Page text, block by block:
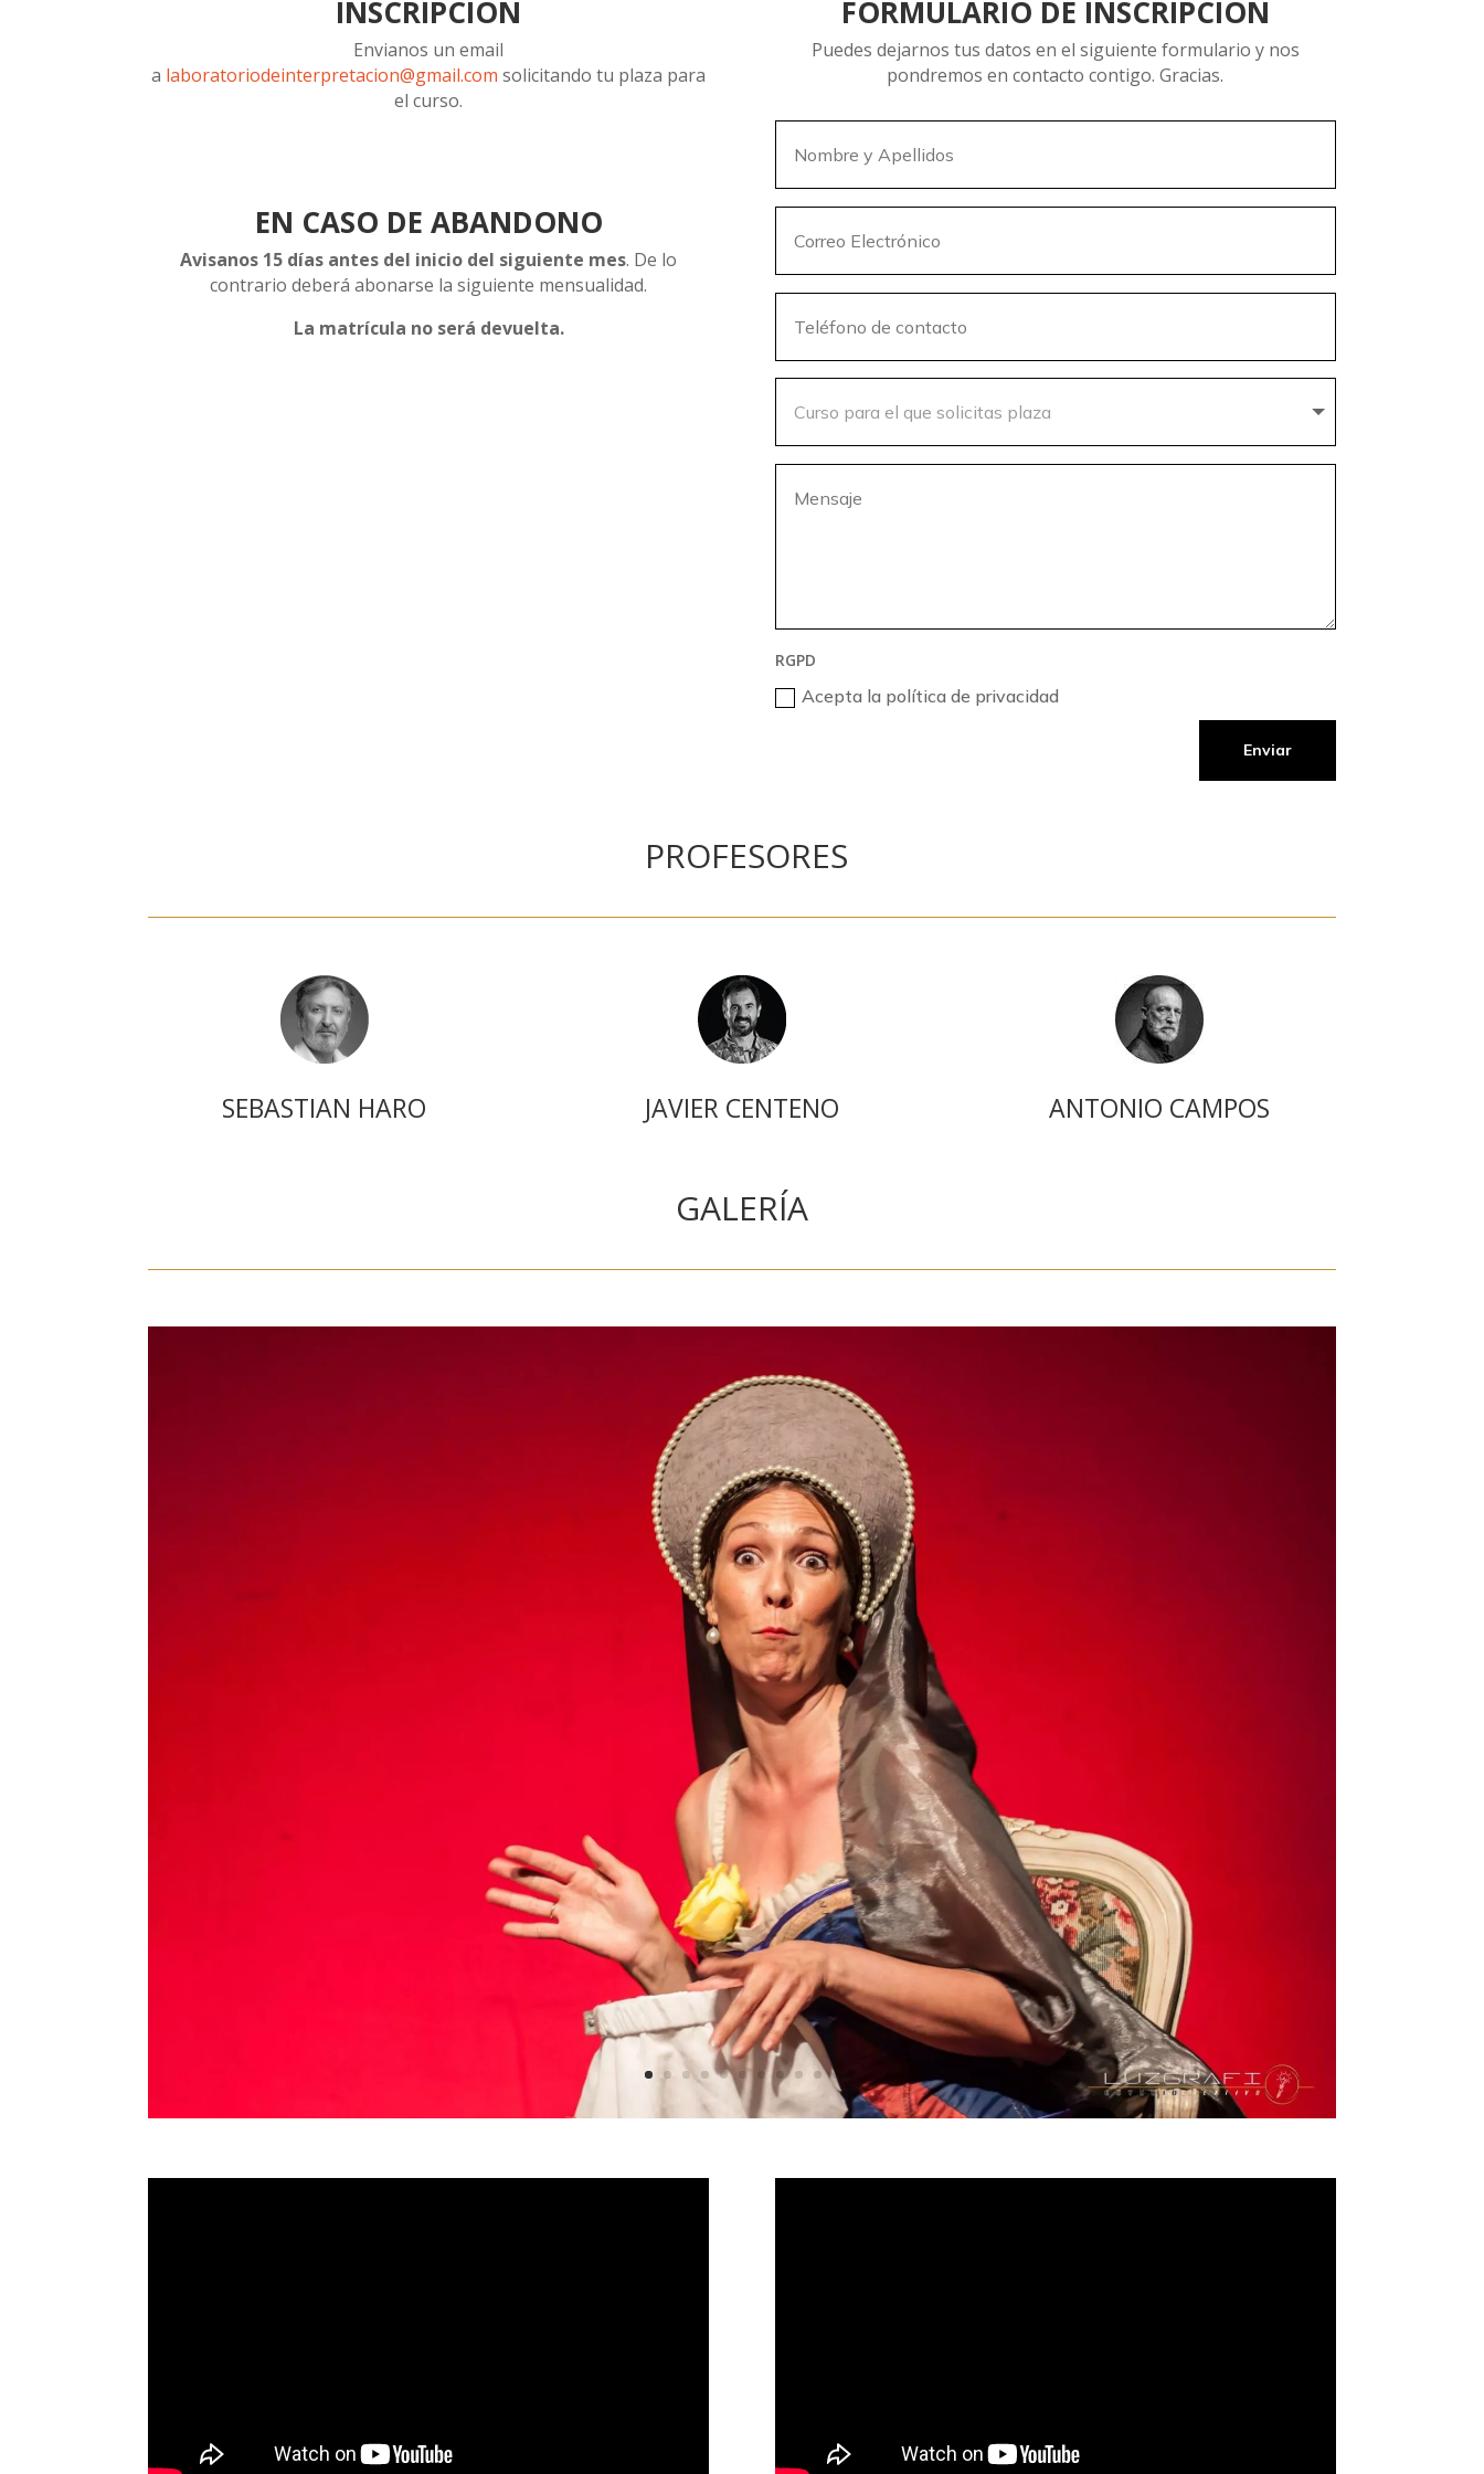
INSCRIPCIÓN
Envianos un email
a laboratoriodeinterpretacion@gmail.com solicitando tu plaza para
el curso.
EN CASO DE ABANDONO
Avisanos 15 días antes del inicio del siguiente mes. De lo
contrario deberá abonarse la siguiente mensualidad.
La matrícula no será devuelta.
FORMULARIO DE INSCRIPCIÓN
Puedes dejarnos tus datos en el siguiente formulario y nos
pondremos en contacto contigo. Gracias.
RGPD
Acepta la política de privacidad
Enviar
PROFESORES
SEBASTIAN HARO JAVIER CENTENO ANTONIO CAMPOS
GALERÍA